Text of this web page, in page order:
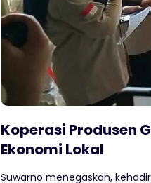
Koperasi Produsen
Ekonomi Lokal
Suwarno menegaskan,